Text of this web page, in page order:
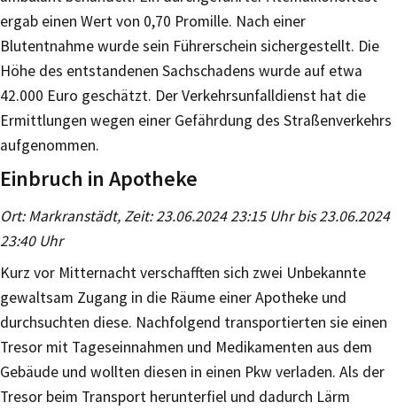
ergab einen Wert von 0,70 Promille. Nach einer
Blutentnahme wurde sein Führerschein sichergestellt. Die
Höhe des entstandenen Sachschadens wurde auf etwa
42.000 Euro geschätzt. Der Verkehrsunfalldienst hat die
Ermittlungen wegen einer Gefährdung des Straßenverkehrs
aufgenommen.
Einbruch in Apotheke
Ort: Markranstädt, Zeit: 23.06.2024 23:15 Uhr bis 23.06.2024
23:40 Uhr
Kurz vor Mitternacht verschafften sich zwei Unbekannte
gewaltsam Zugang in die Räume einer Apotheke und
durchsuchten diese. Nachfolgend transportierten sie einen
Tresor mit Tageseinnahmen und Medikamenten aus dem
Gebäude und wollten diesen in einen Pkw verladen. Als der
Tresor beim Transport herunterfiel und dadurch Lärm